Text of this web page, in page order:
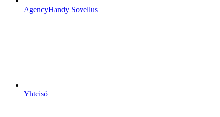
AgencyHandy Sovellus
Yhteisö